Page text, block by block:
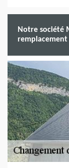
Notre société